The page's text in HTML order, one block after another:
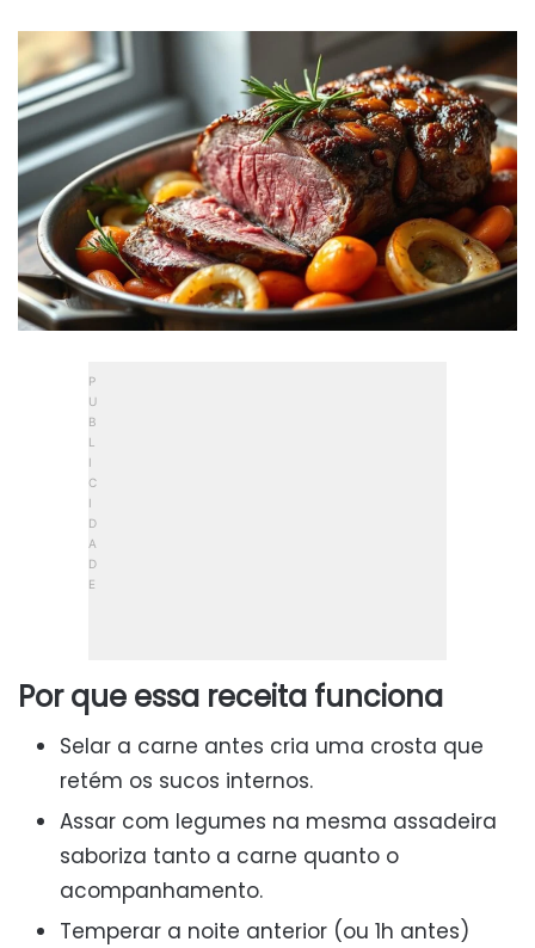
Por que essa receita funciona
Selar a carne antes cria uma crosta que
retém os sucos internos.
Assar com legumes na mesma assadeira
saboriza tanto a carne quanto o
acompanhamento.
Temperar a noite anterior (ou 1h antes)